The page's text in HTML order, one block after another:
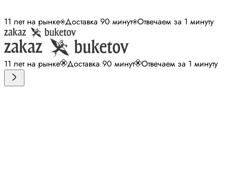
11 лет на рынке Доставка 90 минут Отвечаем за 1 минуту
11 лет на рынке Доставка 90 минут Отвечаем за 1 минуту